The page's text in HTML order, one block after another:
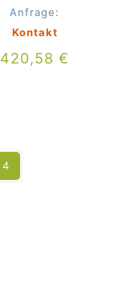
Anfrage:
Kontakt
420,58€
4